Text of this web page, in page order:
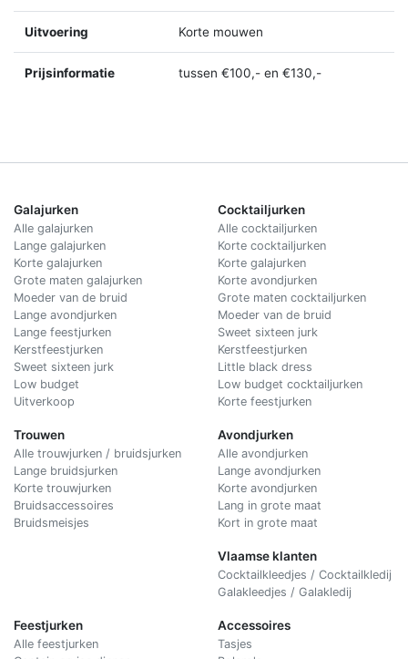
Uitvoering Korte mouwen
Prijsinformatie tussen €100,- en €130,-
Galajurken
Alle galajurken
Lange galajurken
Korte galajurken
Grote maten galajurken
Moeder van de bruid
Lange avondjurken
Lange feestjurken
Kerstfeestjurken
Sweet sixteen jurk
Low budget
Uitverkoop
Trouwen
Alle trouwjurken / bruidsjurken
Lange bruidsjurken
Korte trouwjurken
Bruidsaccessoires
Bruidsmeisjes
Cocktailjurken
Alle cocktailjurken
Korte cocktailjurken
Korte galajurken
Korte avondjurken
Grote maten cocktailjurken
Moeder van de bruid
Sweet sixteen jurk
Kerstfeestjurken
Little black dress
Low budget cocktailjurken
Korte feestjurken
Avondjurken
Alle avondjurken
Lange avondjurken
Korte avondjurken
Lang in grote maat
Kort in grote maat
Vlaamse klanten
Cocktailkleedjes / Cocktailkledij
Galakleedjes / Galakledij
Feestjurken
Alle feestjurken
Accessoires
Tasjes